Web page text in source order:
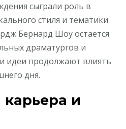
сыграли роль в
стиля и тематики
Бернард Шоу остается
драматургов и
идеи продолжают влиять
дня.
карьера и